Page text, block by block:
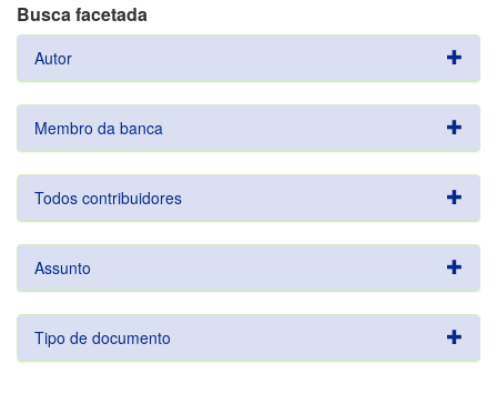
Busca facetada
Autor
Membro da banca
Todos contribuidores
Assunto
Tipo de documento